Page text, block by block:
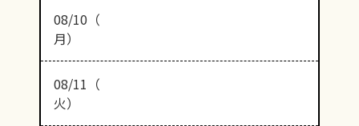
08/10（
月）
08/11（
火）